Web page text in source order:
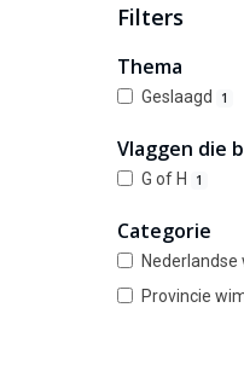
Filters
Thema
Geslaagd 1
Vlaggen die
G of H 1
Categorie
Nederlandse
Provincie